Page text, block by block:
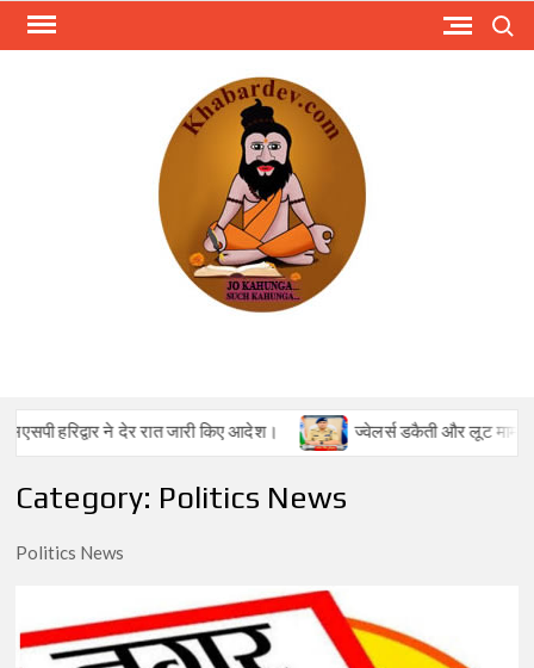
Skip
देर रात जारी किए आदेश। ज्वेलर्स डकैती और लूट मामले में एसएसपी
Category: Politics News
Politics News